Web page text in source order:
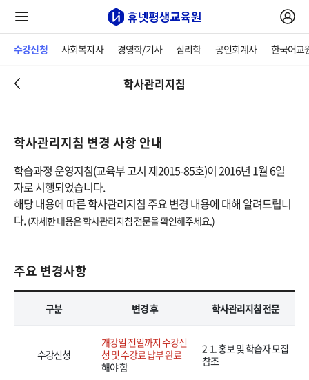
수강신청 사회복지사 경영학/기사 심리학 공인회계사 한국어교
학사관리지침
학사관리지침 변경 사항 안내
학습과정 운영지침(교육부 고시 제2015-85호)이 2016년 1월 6일
자로 시행되었습니다.
해당 내용에 따른 학사관리지침 주요 변경 내용에 대해 알려드립니
다.(자세한 내용은 학사관리지침 전문을 확인해주세요.)
주요 변경사항
구분 변경 후 학사관리지침 전문
수강신청
개강일 전일까지 수강신
청 및 수강료 납부 완료
해야 함
2-1. 홍보 및 학습자 모집
참조